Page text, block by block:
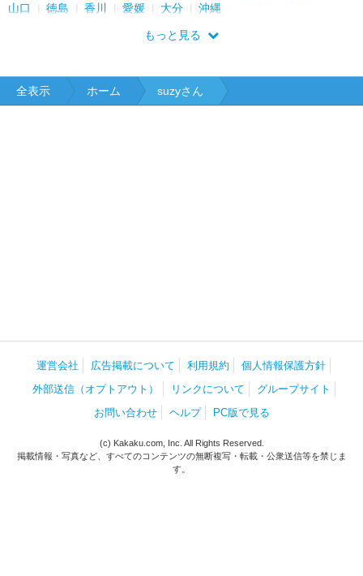
山口
徳島 香川 愛媛 大分 沖縄
もっと見る
全表示 ホーム suzyさん
運営会社 広告掲載について 利用規約
個人情報保護方針
外部送信（オプトアウト）
リンクについて
グループサイト
お問い合わせ
ヘルプ PC版で見る
(c) Kakaku.com, Inc. All Rights Reserved.
掲載情報・写真など、すべてのコンテンツの無断複写・転載・公衆送信等を禁じま
す。